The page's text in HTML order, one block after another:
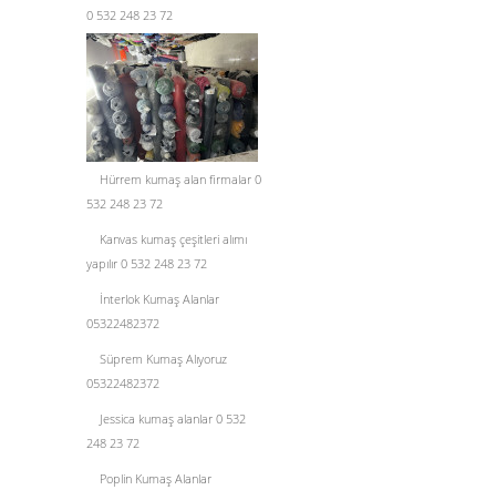
0 532 248 23 72
Hürrem kumaş alan firmalar 0
532 248 23 72
Kanvas kumaş çeşitleri alımı
yapılır 0 532 248 23 72
İnterlok Kumaş Alanlar
05322482372
Süprem Kumaş Alıyoruz
05322482372
Jessica kumaş alanlar 0 532
248 23 72
Poplin Kumaş Alanlar